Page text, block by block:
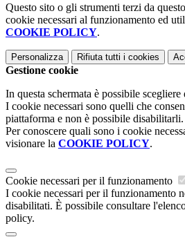
Questo sito o gli strumenti terzi da
cookie necessari al funzionamento ed
COOKIE POLICY.
Personalizza Rifiuta tutti i cookies
Gestione cookie
In questa schermata è possibile
I cookie necessari sono quelli che
piattaforma e non è possibile disabilitarli.
Per conoscere quali sono i cookie
visionare la COOKIE POLICY.
Cookie necessari per il funzionamento
I cookie necessari per il funzionamento
disabilitati. È possibile consultare
policy.